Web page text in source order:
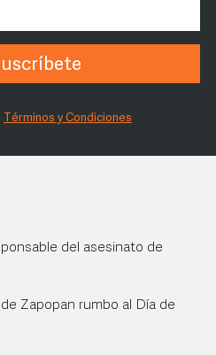
Términos y Condiciones
del asesinato de
Zapopan rumbo al Día de